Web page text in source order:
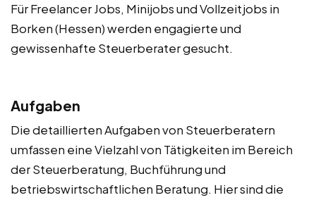
Für Freelancer Jobs, Minijobs und Vollzeitjobs in
Borken (Hessen) werden engagierte und
gewissenhafte Steuerberater gesucht.
Aufgaben
Die detaillierten Aufgaben von Steuerberatern
umfassen eine Vielzahl von Tätigkeiten im Bereich
der Steuerberatung, Buchführung und
betriebswirtschaftlichen Beratung. Hier sind die